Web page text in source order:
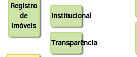
Registro
de
Imóveis
Institucional
Transparência